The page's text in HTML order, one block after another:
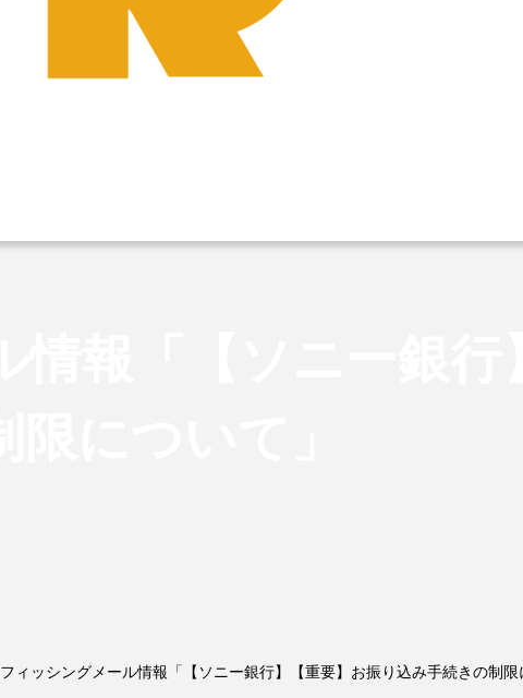
フィッシングメール情報「【ソニー銀行】【重要】お振り込み手続きの制限